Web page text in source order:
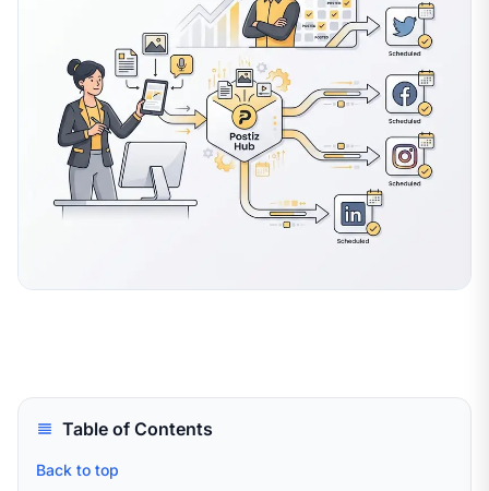
Table of Contents
Back to top